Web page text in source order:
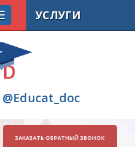
@Educat_doc
ЗАКАЗАТЬ ОБРАТНЫЙ ЗВОНОК
УСЛУГИ